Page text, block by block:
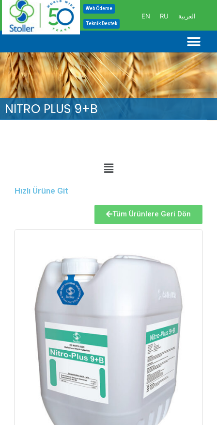
İçeriğe
Web Ödeme
Teknik Destek
EN RU العربية
NITRO PLUS 9+B
Hızlı Ürüne Git
Tüm Ürünlere Geri Dön